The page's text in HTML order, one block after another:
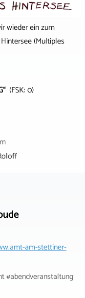
wieder ein zum
(Multiples
(FSK: 0)
am-stettiner-
#abendveranstaltung